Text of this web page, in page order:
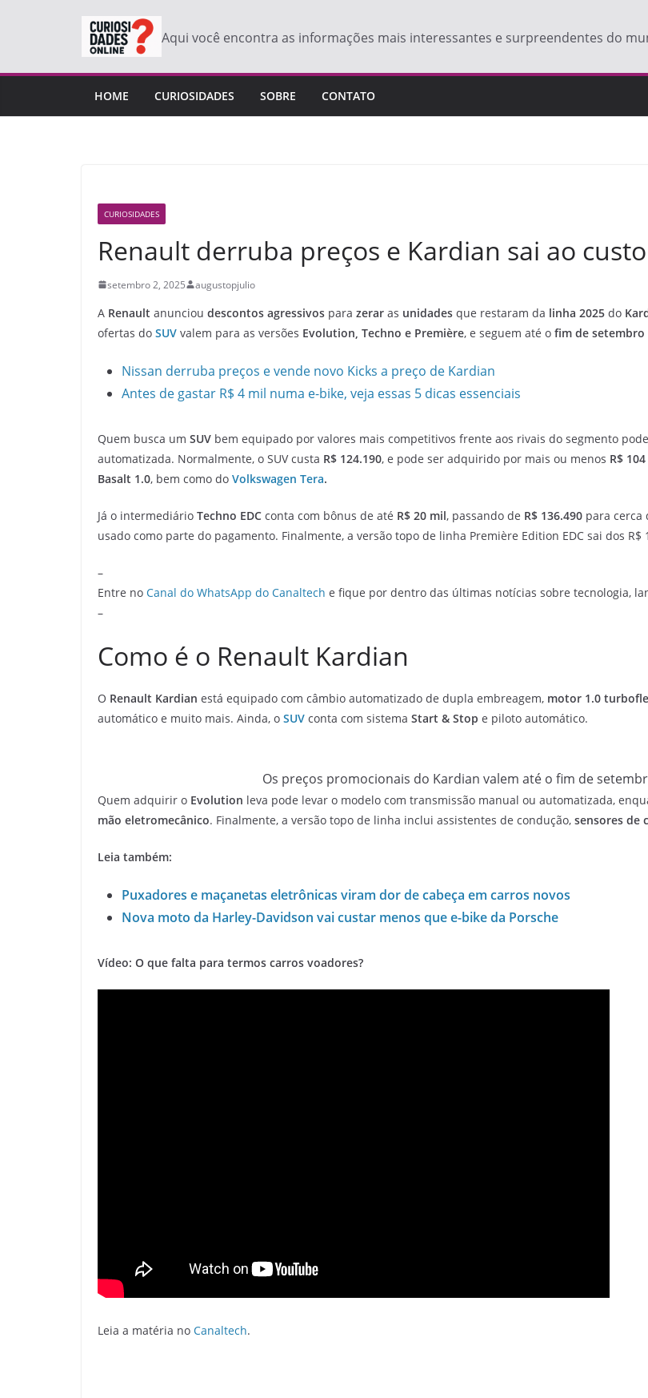
conteúdo
Aqui você encontra as informações mais interessantes e surpreendentes do
HOME CURIOSIDADES SOBRE CONTATO
CURIOSIDADES
Renault derruba preços e Kardian sai ao
setembro 2, 2025 augustopjulio
A Renault anunciou descontos agressivos para zerar as unidades que restaram da linha 2025 do
ofertas do SUV valem para as versões Evolution, Techno e Première, e seguem até o fim de setembro
Nissan derruba preços e vende novo Kicks a preço de Kardian
Antes de gastar R$ 4 mil numa e-bike, veja essas 5 dicas essenciais
Quem busca um SUV bem equipado por valores mais competitivos frente aos rivais do segmento
automatizada. Normalmente, o SUV custa R$ 124.190, e pode ser adquirido por mais ou menos R$
Basalt 1.0, bem como do Volkswagen Tera.
Já o intermediário Techno EDC conta com bônus de até R$ 20 mil, passando de R$ 136.490 para cerca
usado como parte do pagamento. Finalmente, a versão topo de linha Première Edition EDC sai dos R$
–
Entre no Canal do WhatsApp do Canaltech e fique por dentro das últimas notícias sobre tecnologia,
–
Como é o Renault Kardian
O Renault Kardian está equipado com câmbio automatizado de dupla embreagem, motor 1.0
automático e muito mais. Ainda, o SUV conta com sistema Start & Stop e piloto automático.
Os preços promocionais do Kardian valem até o fim de
Quem adquirir o Evolution leva pode levar o modelo com transmissão manual ou automatizada,
mão eletromecânico. Finalmente, a versão topo de linha inclui assistentes de condução, sensores de
Leia também:
Puxadores e maçanetas eletrônicas viram dor de cabeça em carros novos
Nova moto da Harley-Davidson vai custar menos que e-bike da Porsche
Vídeo: O que falta para termos carros voadores?
Leia a matéria no Canaltech.